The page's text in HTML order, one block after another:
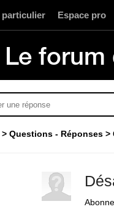
particulier Espace pro
Le forum
Questions - Réponses